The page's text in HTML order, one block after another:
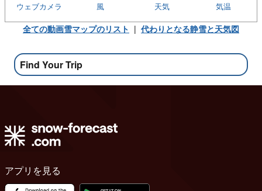
気温
天気
風
ウェブカメラ
全ての動画雪マップのリスト | 代わりとなる静雪と天気図
Find Your Trip
アプリを見る